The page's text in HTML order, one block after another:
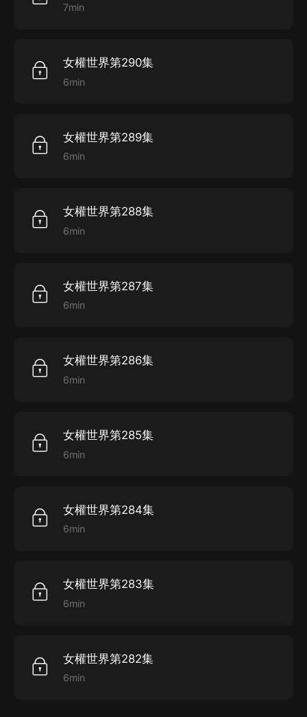
7min
女權世界第290集
6min
女權世界第289集
6min
女權世界第288集
6min
女權世界第287集
6min
女權世界第286集
6min
女權世界第285集
6min
女權世界第284集
6min
女權世界第283集
6min
女權世界第282集
6min